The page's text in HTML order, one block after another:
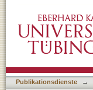
Publikationsdienste →